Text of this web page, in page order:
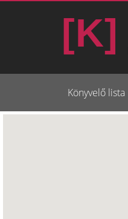
Könyvelő lista